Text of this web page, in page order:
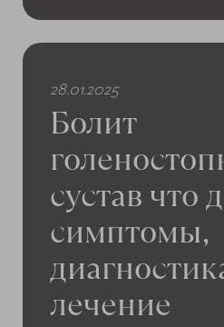
28.01.2025
Болит
сустав что
симптомы,
лечение